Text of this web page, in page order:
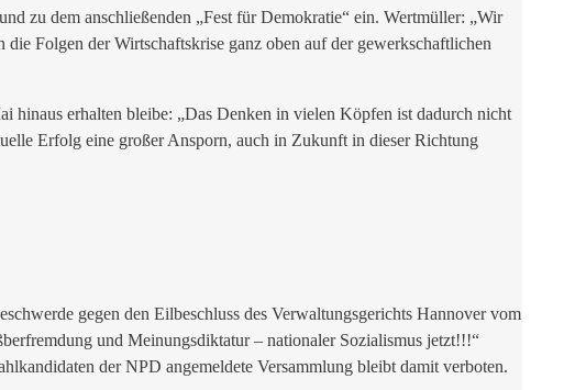
zu dem anschließenden „Fest für Demokratie“ ein. Wertmüller: „Wir
Folgen der Wirtschaftskrise ganz oben auf der gewerkschaftlichen
hinaus erhalten bleibe: „Das Denken in vielen Köpfen ist dadurch nicht
Erfolg eine großer Ansporn, auch in Zukunft in dieser Richtung
gegen den Eilbeschluss des Verwaltungsgerichts Hannover vom
und Meinungsdiktatur – nationaler Sozialismus jetzt!!!“
der NPD angemeldete Versammlung bleibt damit verboten.